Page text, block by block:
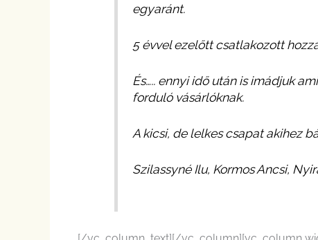
egyaránt.
5 évvel ezelőtt csatlakozott
És….. ennyi idő után is imádjuk
forduló vásárlóknak.
A kicsi, de lelkes csapat akihez
Szilassyné Ilu, Kormos Ancsi,